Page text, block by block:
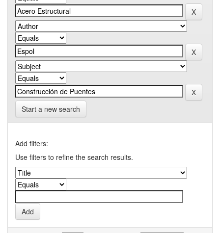
Start a new search
Add filters:
Use filters to refine the search results.